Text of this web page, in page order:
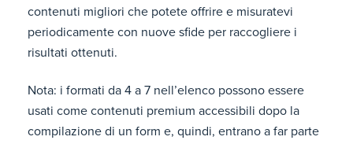
contenuti migliori che potete offrire e misuratevi
periodicamente con nuove sfide per raccogliere i
risultati ottenuti.
Nota: i formati da 4 a 7 nell’elenco possono essere
usati come contenuti premium accessibili dopo la
compilazione di un form e, quindi, entrano a far parte